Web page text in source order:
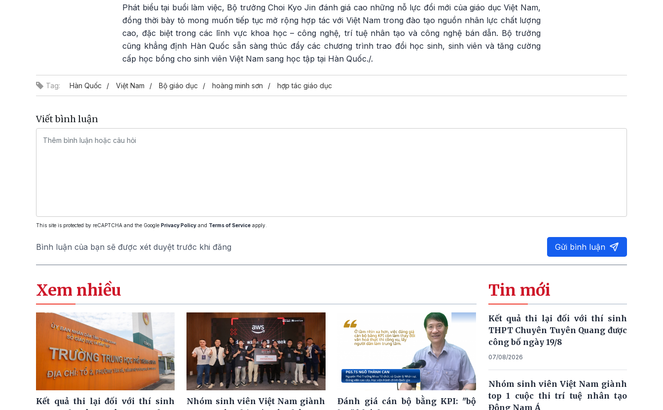
Phát biểu tại buổi làm việc, Bộ trưởng Choi Kyo Jin đánh giá cao những nỗ lực đổi mới của giáo dục Việt Nam,
đồng thời bày tỏ mong muốn tiếp tục mở rộng hợp tác với Việt Nam trong đào tạo nguồn nhân lực chất lượng
cao, đặc biệt trong các lĩnh vực khoa học – công nghệ, trí tuệ nhân tạo và công nghệ bán dẫn. Bộ trưởng
cũng khẳng định Hàn Quốc sẵn sàng thúc đẩy các chương trình trao đổi học sinh, sinh viên và tăng cường
cấp học bổng cho sinh viên Việt Nam sang học tập tại Hàn Quốc./.
Tag: Hàn Quốc Việt Nam Bộ giáo dục hoàng minh sơn hợp tác giáo dục
Viết bình luận
This site is protected by reCAPTCHA and the Google Privacy Policy and Terms of Service apply.
Bình luận của bạn sẽ được xét duyệt trước khi đăng Gửi bình luận
Xem nhiều
Kết quả thi lại đối với thí sinh
Nhóm sinh viên Việt Nam giành
Đánh giá cán bộ bằng KPI: "bộ
Tin mới
Kết quả thi lại đối với thí sinh
THPT Chuyên Tuyên Quang được
công bố ngày 19/8
07/08/2026
Nhóm sinh viên Việt Nam giành
top 1 cuộc thi trí tuệ nhân tạo
Đông Nam Á